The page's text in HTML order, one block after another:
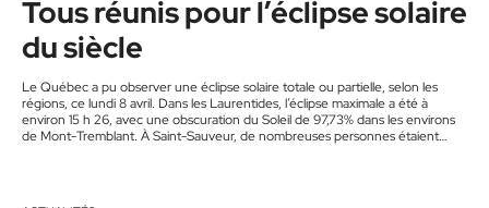
Tous réunis pour l’éclipse solaire
du siècle
Le Québec a pu observer une éclipse solaire totale ou partielle, selon les
régions, ce lundi 8 avril. Dans les Laurentides, l’éclipse maximale a été à
environ 15 h 26, avec une obscuration du Soleil de 97,73% dans les environs
de Mont-Tremblant. À Saint-Sauveur, de nombreuses personnes étaient